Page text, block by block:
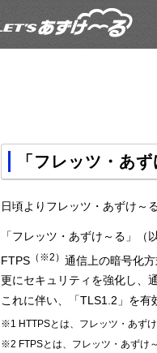
「フレッツ・あ
日頃よりフレッツ・あずけ～
「フレッツ・あずけ～る」
FTPS （※2） 通信上の暗号化
更にセキュリティを強化し、
これに伴い、「TLS1.2」を有
※1 HTTPSとは、フレッツ・あず
※2 FTPSとは、フレッツ・あずけ